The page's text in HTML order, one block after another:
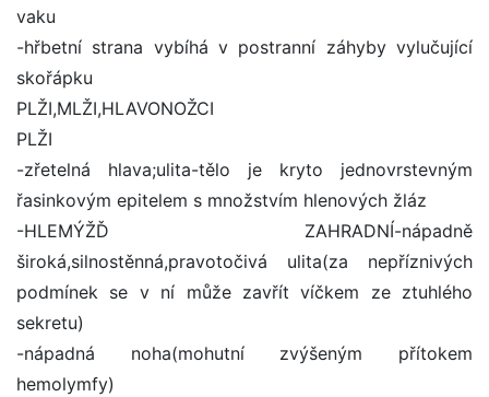
vaku
-hřbetní strana vybíhá v postranní záhyby vylučující
skořápku
PLŽI,MLŽI,HLAVONOŽCI
PLŽI
-zřetelná hlava;ulita-tělo je kryto jednovrstevným
řasinkovým epitelem s množstvím hlenových žláz
-HLEMÝŽĎ ZAHRADNÍ-nápadně
široká,silnostěnná,pravotočivá ulita(za nepříznivých
podmínek se v ní může zavřít víčkem ze ztuhlého
sekretu)
-nápadná noha(mohutní zvýšeným přítokem
hemolymfy)